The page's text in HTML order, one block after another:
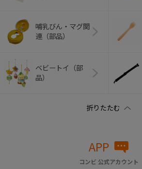
哺乳びん・マグ関
連（部品）
ベビートイ（部
品）
APP
コンビ 公式アカウント